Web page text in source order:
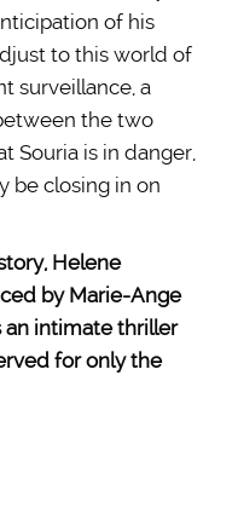
of his
to this world of
surveillance, a
the two
Souria is in danger,
be closing in on
Helene
by Marie-Ange
an intimate thriller
for only the